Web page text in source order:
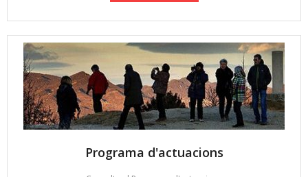
Programa d'actuacions